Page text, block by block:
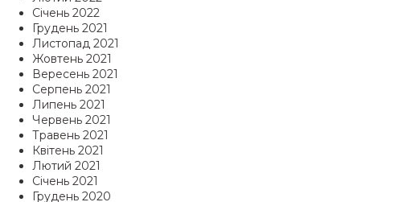
Січень 2022
Грудень 2021
Листопад 2021
Жовтень 2021
Вересень 2021
Серпень 2021
Липень 2021
Червень 2021
Травень 2021
Квітень 2021
Лютий 2021
Січень 2021
Грудень 2020